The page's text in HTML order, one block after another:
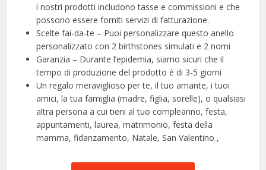
i nostri prodotti includono tasse e commissioni e che
possono essere forniti servizi di fatturazione.
Scelte fai-da-te – Puoi personalizzare questo anello
personalizzato con 2 birthstones simulati e 2 nomi
Garanzia – Durante l’epidemia, siamo sicuri che il
tempo di produzione del prodotto è di 3-5 giorni
Un regalo meraviglioso per te, il tuo amante, i tuoi
amici, la tua famiglia (madre, figlia, sorelle), o qualsiasi
altra persona a cui tieni al tuo compleanno, festa,
appuntamenti, laurea, matrimonio, festa della
mamma, fidanzamento, Natale, San Valentino ,